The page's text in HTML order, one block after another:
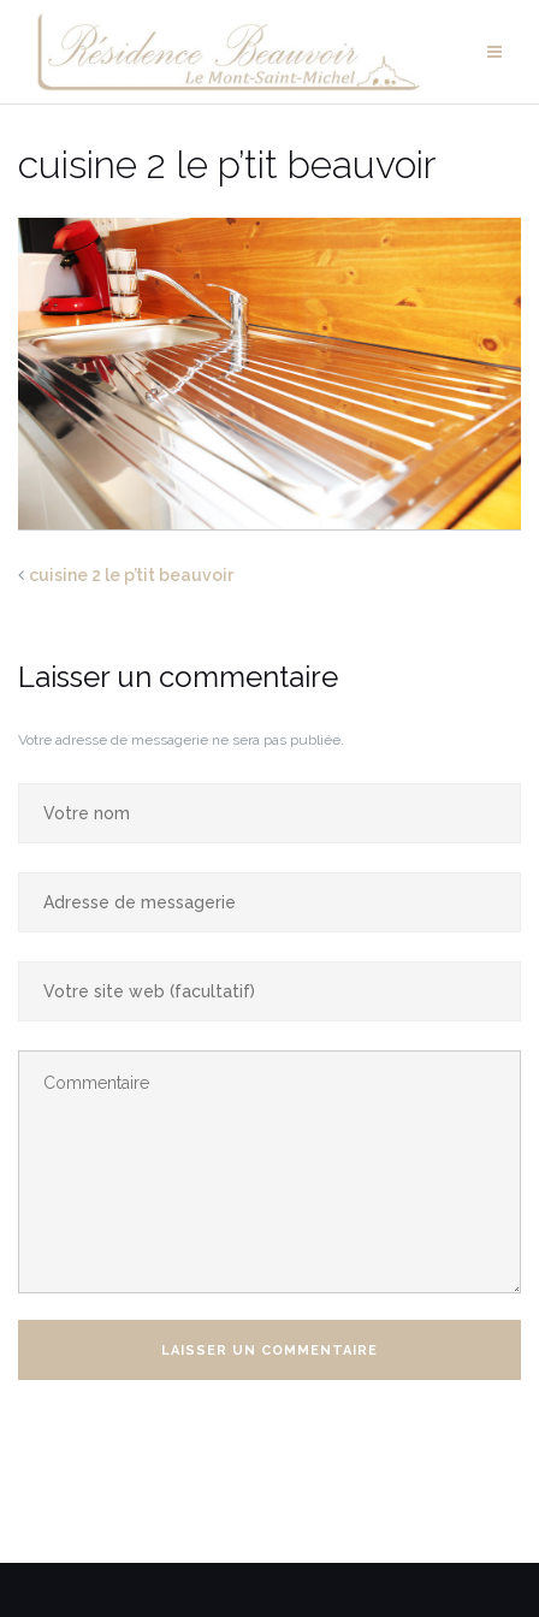
contenu
cuisine 2 le p’tit beauvoir
cuisine 2 le p’tit beauvoir
Laisser un commentaire
Votre adresse de messagerie ne sera pas publiée.